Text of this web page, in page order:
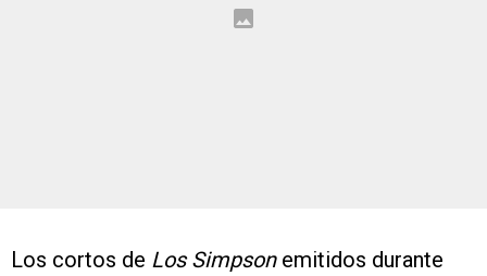
Los cortos de Los Simpson emitidos durante